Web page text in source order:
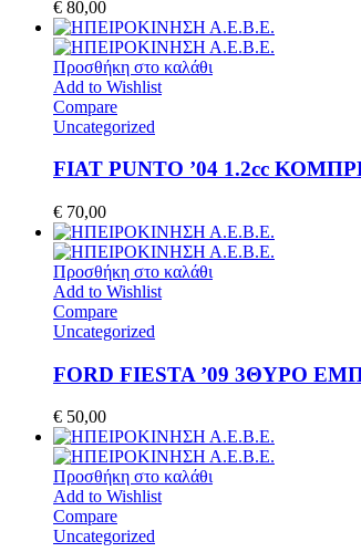
€ 80,00
Προσθήκη στο καλάθι
Add to Wishlist
Compare
Uncategorized
FIAT PUNTO ’04 1.2cc
€ 70,00
Προσθήκη στο καλάθι
Add to Wishlist
Compare
Uncategorized
FORD FIESTA ’09 3ΘΥΡΟ
€ 50,00
Προσθήκη στο καλάθι
Add to Wishlist
Compare
Uncategorized